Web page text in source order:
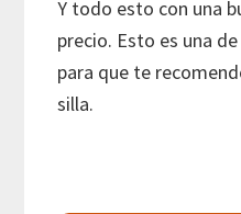
Y todo esto con una
precio. Esto es una
para que te
silla.